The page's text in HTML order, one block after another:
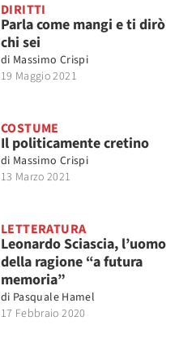
DIRITTI
Parla come mangi e ti dirò
chi sei
di Massimo Crispi
19 Maggio 2021
COSTUME
Il politicamente cretino
di Massimo Crispi
13 Marzo 2021
LETTERATURA
Leonardo Sciascia, l’uomo
della ragione “a futura
memoria”
di Pasquale Hamel
17 Febbraio 2020